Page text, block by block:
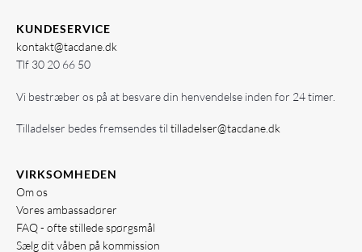
KUNDESERVICE
kontakt@tacdane.dk
Tlf 30 20 66 50
Vi bestræber os på at besvare din henvendelse inden for 24 timer.
Tilladelser bedes fremsendes til tilladelser@tacdane.dk
VIRKSOMHEDEN
Om os
Vores ambassadører
FAQ - ofte stillede spørgsmål
Sælg dit våben på kommission